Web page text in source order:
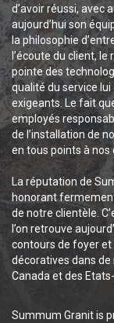
d’avoir réussi, avec
aujourd’hui son
la philosophie
l’écoute du client,
pointe des
qualité du service
exigeants. Le fait
employés
de l’installation de
en tous points à nos
La réputation de
honorant
de notre clientèle.
l’on retrouve
contours de foyer et
décoratives dans
Canada et des
Summum Granit is